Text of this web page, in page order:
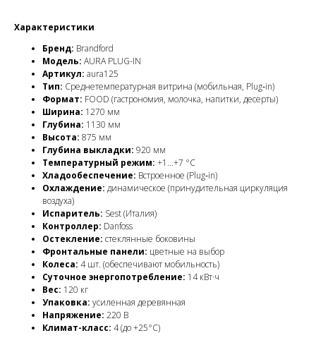
Характеристики
Бренд: Brandford
Модель: AURA PLUG-IN
Артикул: aura125
Тип: Среднетемпературная витрина (мобильная, Plug‑in)
Формат: FOOD (гастрономия, молочка, напитки, десерты)
Ширина: 1270 мм
Глубина: 1130 мм
Высота: 875 мм
Глубина выкладки: 920 мм
Температурный режим: +1…+7 °C
Хладообеспечение: Встроенное (Plug‑in)
Охлаждение: динамическое (принудительная циркуляция
воздуха)
Испаритель: Sest (Италия)
Контроллер: Danfoss
Остекление: стеклянные боковины
Фронтальные панели: цветные на выбор
Колеса: 4 шт. (обеспечивают мобильность)
Суточное энергопотребление: 14 кВт·ч
Вес: 120 кг
Упаковка: усиленная деревянная
Напряжение: 220 В
Климат-класс: 4 (до +25°C)